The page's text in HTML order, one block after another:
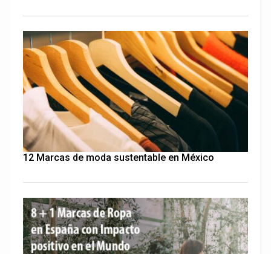
12 Marcas de moda sustentable en México